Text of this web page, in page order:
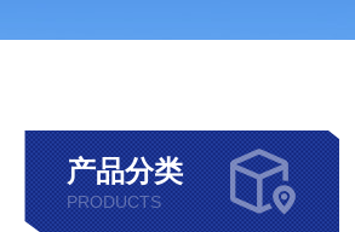
产品分类
PRODUCTS